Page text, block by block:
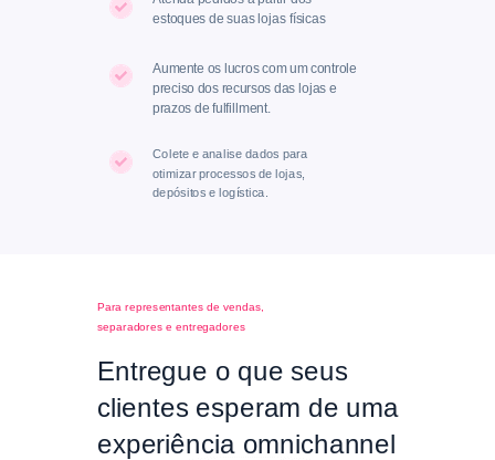
estoques de suas lojas físicas
Aumente os lucros com um controle
preciso dos recursos das lojas e
prazos de fulfillment.
Colete e analise dados para
otimizar processos de lojas,
depósitos e logística.
Entregue o que seus
clientes esperam de uma
experiência omnichannel
Para representantes de vendas,
separadores e entregadores